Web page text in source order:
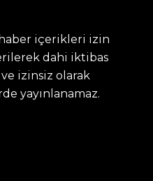
içerikleri izin
dahi iktibas
izinsiz olarak
yayınlanamaz.